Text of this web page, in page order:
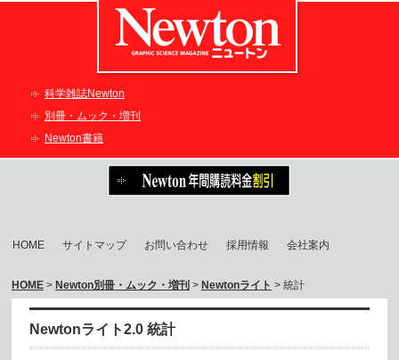
科学雑誌Newton
別冊・ムック・増刊
Newton書籍
HOME サイトマップ お問い合わせ 採用情報 会社案内
HOME> Newton別冊・ムック・増刊 > Newtonライト > 統計
Newtonライト2.0 統計